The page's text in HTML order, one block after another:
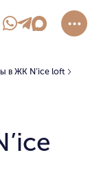
в ЖК N’ice loft